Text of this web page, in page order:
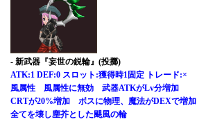
- 新武器『妄世の鋭輪』(投擲)
ATK:1 DEF:0 スロット:獲得時1固定 トレード:×
風属性 風属性に無効 武器ATKがLv分増加
CRTが20%増加 ボスに物理、魔法がDEXで増加
全てを壊し塵芥とした颶風の輪